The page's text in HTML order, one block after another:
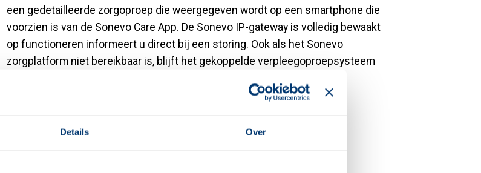
Details Over
een gedetailleerde zorgoproep die weergegeven wordt op een smartphone die
voorzien is van de Sonevo Care App. De Sonevo IP-gateway is volledig bewaakt
op functioneren informeert u direct bij een storing. Ook als het Sonevo
zorgplatform niet bereikbaar is, blijft het gekoppelde verpleegoproepsysteem
Autonome functionaliteit bij netwerkonderbreking